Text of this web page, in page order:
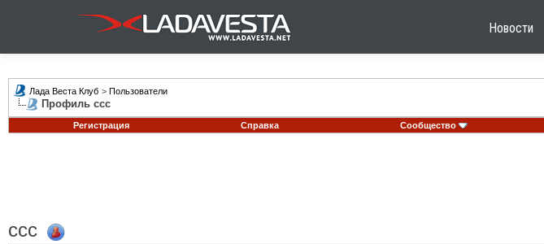
Новости
Лада Веста Клуб > Пользователи
Профиль ccc
Регистрация
Справка Сообщество
ccc